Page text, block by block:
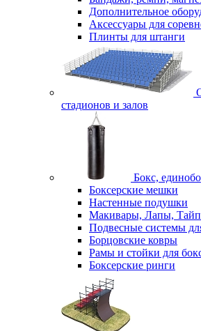
Дополнительное
Аксессуары для
Плинты для штанги
стадионов и залов
Бокс,
Боксерские мешки
Настенные подушки
Макивары, Лапы,
Подвесные системы
Борцовские ковры
Рамы и стойки для
Боксерские ринги